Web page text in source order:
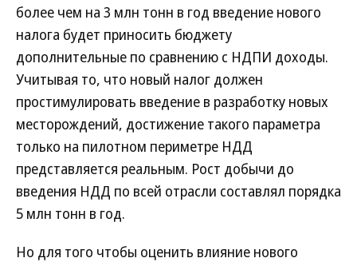
более чем на 3 млн тонн в год введение нового
налога будет приносить бюджету
дополнительные по сравнению с НДПИ доходы.
Учитывая то, что новый налог должен
простимулировать введение в разработку новых
месторождений, достижение такого параметра
только на пилотном периметре НДД
представляется реальным. Рост добычи до
введения НДД по всей отрасли составлял порядка
5 млн тонн в год.
Но для того чтобы оценить влияние нового